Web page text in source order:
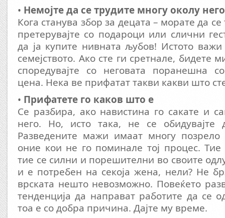
• Немојте да се трудите многу околу
Кога станува збор за децата – морате да
претерувајте со подароци или слични
да ја купите нивната љубов! Истото важи
семејството. Ако сте ги сретнале, бидете
споредувајте со неговата поранешна
цена. Нека ве прифатат такви какви што
• Прифатете го каков што е
Се разбира, ако навистина го сакате и
него. Но, исто така, не се обидувајте
Разведените мажи имаат многу
оние кои не го поминале тој процес. Тие
тие се силни и порешителни во своите
и е потребен на секоја жена, нели? Не
врската нешто невозможно. Повеќето
тенденција да направат работите да се
тоа е со добра причина. Дајте му време.